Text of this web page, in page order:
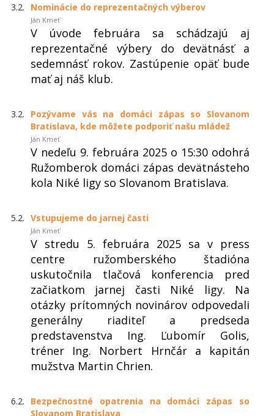
3.2. Nominácie do reprezentačných výberov
Ján Kmeť
V úvode februára sa schádzajú aj
reprezentačné výbery do devätnásť a
sedemnásť rokov. Zastúpenie opäť bude
mať aj náš klub.
3.2.
Pozývame vás na domáci zápas so Slovanom
Bratislava, kde môžete podporiť našu mládež
Ján Kmeť
V nedeľu 9. februára 2025 o 15:30 odohrá
Ružomberok domáci zápas devätnásteho
kola Niké ligy so Slovanom Bratislava.
5.2. Vstupujeme do jarnej časti
Ján Kmeť
V stredu 5. februára 2025 sa v press
centre ružomberského štadióna
uskutočnila tlačová konferencia pred
začiatkom jarnej časti Niké ligy. Na
otázky prítomných novinárov odpovedali
generálny riaditeľ a predseda
predstavenstva Ing. Ľubomír Golis,
tréner Ing. Norbert Hrnčár a kapitán
mužstva Martin Chrien.
6.2.
Bezpečnostné opatrenia na domáci zápas so
Slovanom Bratislava